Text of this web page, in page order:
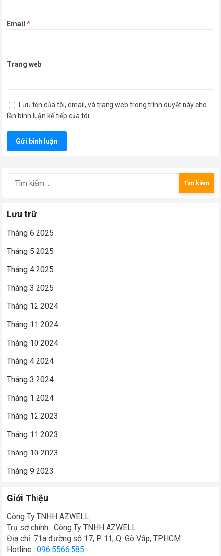
Email*
Trang web
Lưu tên của tôi, email, và trang web trong trình duyệt này cho
lần bình luận kế tiếp của tôi.
kiếm
Lưu trữ
Tháng 6 2025
Tháng 5 2025
Tháng 4 2025
Tháng 3 2025
Tháng 12 2024
Tháng 11 2024
Tháng 10 2024
Tháng 4 2024
Tháng 3 2024
Tháng 1 2024
Tháng 12 2023
Tháng 11 2023
Tháng 10 2023
Tháng 9 2023
Giới Thiệu
Công Ty TNHH AZWELL
Trụ sở chính : Công Ty TNHH AZWELL
Địa chỉ: 71a đường số 17, P. 11, Q. Gò Vấp, TPHCM
Hotline :096.5566.585